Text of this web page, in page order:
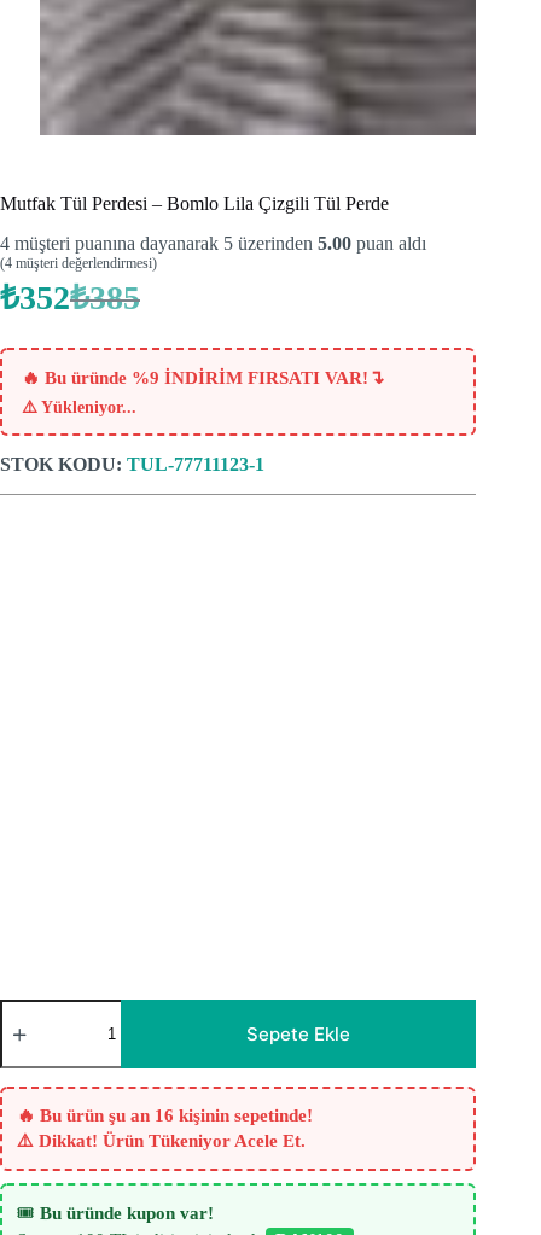
Mutfak Tül Perdesi – Bomlo Lila Çizgili Tül Perde
4 müşteri puanına dayanarak 5 üzerinden 5.00 puan aldı
(4 müşteri değerlendirmesi)
₺385
Orijinal
₺385.
₺352Şu
fiyat:
₺352.
🔥 Bu üründe %9 İNDİRİM FIRSATI VAR! ↴
⚠️ Yükleniyor...
STOK KODU: TUL-77711123-1
Mutfak
Tül
-
Bomlo
Lila
Çizgili
Tül
Perde
adet
Sepete Ekle
🔥 Bu ürün şu an 16 kişinin sepetinde!
⚠️ Dikkat! Ürün Tükeniyor Acele Et.
🎟️ Bu üründe kupon var!